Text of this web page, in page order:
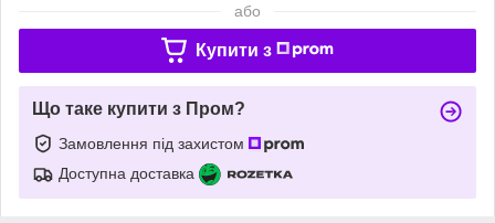
або
Купити з
Що таке купити з Пром?
Замовлення під захистом
Доступна доставка